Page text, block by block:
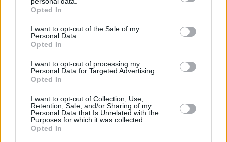
grant or deny consent to Google and its third-party tags to
use your data for below specified purposes in below Google
consent section.
Opted In
I want to opt-out of the Sale of my
Personal Data.
Opted In
I want to opt-out of processing my
Personal Data for Targeted Advertising.
Opted In
I want to opt-out of Collection, Use,
Retention, Sale, and/or Sharing of my
Personal Data that Is Unrelated with the
Purposes for which it was collected.
Opted In
ανεφοδιασμό;
06.08.2026, 19:12